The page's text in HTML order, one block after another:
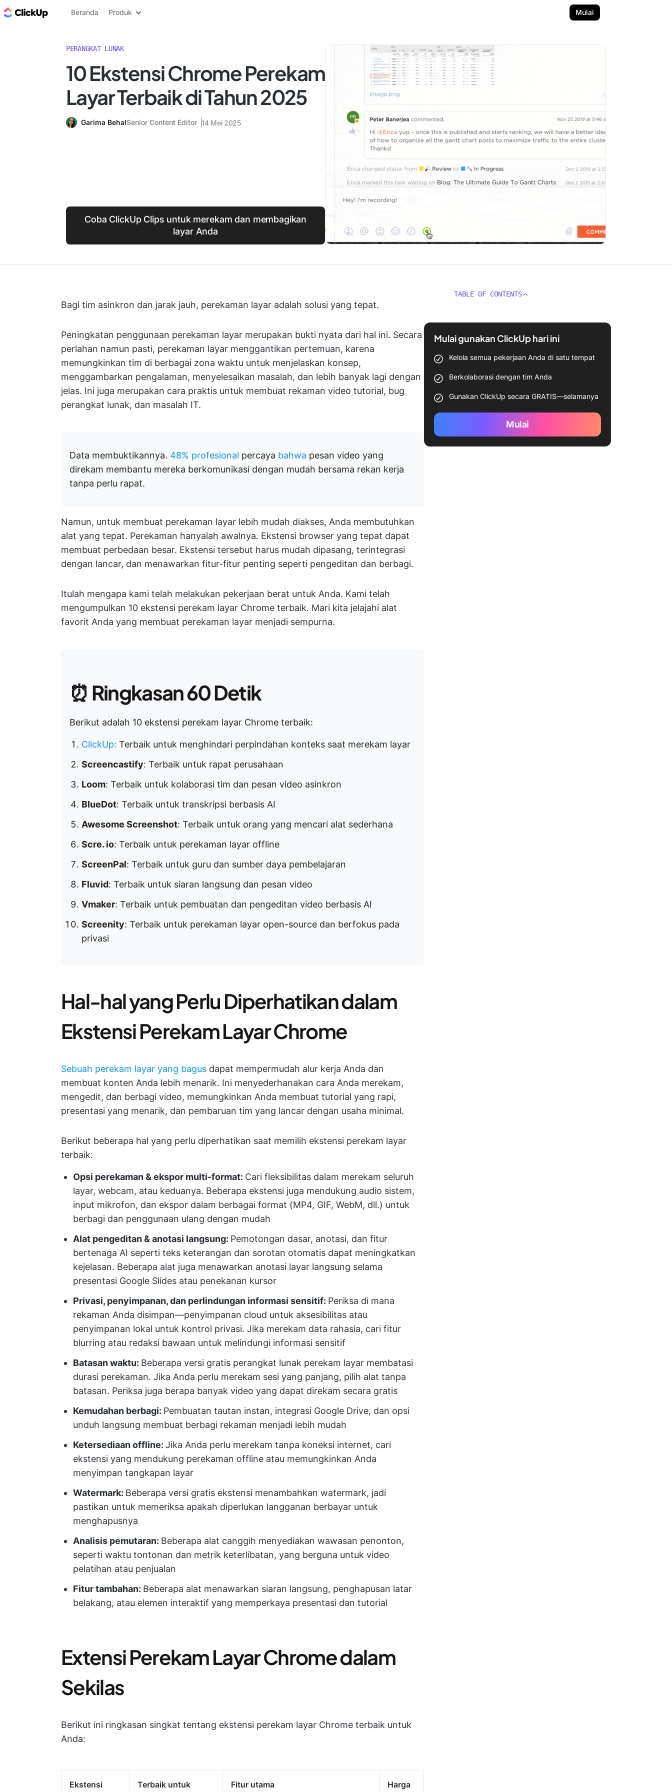
Blog ClickUp
Beranda Produk Mulai
PERANGKAT LUNAK
10 Ekstensi Chrome Perekam
Layar Terbaik di Tahun 2025
Garima BehalSenior Content Editor 14 Mei 2025
Coba ClickUp Clips untuk merekam dan membagikan
layar Anda
Bagi tim asinkron dan jarak jauh, perekaman layar adalah solusi yang tepat.
Peningkatan penggunaan perekaman layar merupakan bukti nyata dari hal ini. Secara
perlahan namun pasti, perekaman layar menggantikan pertemuan, karena
memungkinkan tim di berbagai zona waktu untuk menjelaskan konsep,
menggambarkan pengalaman, menyelesaikan masalah, dan lebih banyak lagi dengan
jelas. Ini juga merupakan cara praktis untuk membuat rekaman video tutorial, bug
perangkat lunak, dan masalah IT.
Data membuktikannya. 48% profesional percaya bahwa pesan video yang
direkam membantu mereka berkomunikasi dengan mudah bersama rekan kerja
tanpa perlu rapat.
Namun, untuk membuat perekaman layar lebih mudah diakses, Anda membutuhkan
alat yang tepat. Perekaman hanyalah awalnya. Ekstensi browser yang tepat dapat
membuat perbedaan besar. Ekstensi tersebut harus mudah dipasang, terintegrasi
dengan lancar, dan menawarkan fitur-fitur penting seperti pengeditan dan berbagi.
Itulah mengapa kami telah melakukan pekerjaan berat untuk Anda. Kami telah
mengumpulkan 10 ekstensi perekam layar Chrome terbaik. Mari kita jelajahi alat
favorit Anda yang membuat perekaman layar menjadi sempurna.
⏰ Ringkasan 60 Detik
Berikut adalah 10 ekstensi perekam layar Chrome terbaik:
ClickUp: Terbaik untuk menghindari perpindahan konteks saat merekam layar
Screencastify: Terbaik untuk rapat perusahaan
Loom: Terbaik untuk kolaborasi tim dan pesan video asinkron
BlueDot: Terbaik untuk transkripsi berbasis AI
Awesome Screenshot: Terbaik untuk orang yang mencari alat sederhana
Scre. io: Terbaik untuk perekaman layar offline
ScreenPal: Terbaik untuk guru dan sumber daya pembelajaran
Fluvid: Terbaik untuk siaran langsung dan pesan video
Vmaker: Terbaik untuk pembuatan dan pengeditan video berbasis AI
Screenity: Terbaik untuk perekaman layar open-source dan berfokus pada
privasi
Hal-hal yang Perlu Diperhatikan dalam
Ekstensi Perekam Layar Chrome
Sebuah perekam layar yang bagus dapat mempermudah alur kerja Anda dan
membuat konten Anda lebih menarik. Ini menyederhanakan cara Anda merekam,
mengedit, dan berbagi video, memungkinkan Anda membuat tutorial yang rapi,
presentasi yang menarik, dan pembaruan tim yang lancar dengan usaha minimal.
Berikut beberapa hal yang perlu diperhatikan saat memilih ekstensi perekam layar
terbaik:
Opsi perekaman & ekspor multi-format: Cari fleksibilitas dalam merekam seluruh
layar, webcam, atau keduanya. Beberapa ekstensi juga mendukung audio sistem,
input mikrofon, dan ekspor dalam berbagai format (MP4, GIF, WebM, dll.) untuk
berbagi dan penggunaan ulang dengan mudah
Alat pengeditan & anotasi langsung: Pemotongan dasar, anotasi, dan fitur
bertenaga AI seperti teks keterangan dan sorotan otomatis dapat meningkatkan
kejelasan. Beberapa alat juga menawarkan anotasi layar langsung selama
presentasi Google Slides atau penekanan kursor
Privasi, penyimpanan, dan perlindungan informasi sensitif: Periksa di mana
rekaman Anda disimpan—penyimpanan cloud untuk aksesibilitas atau
penyimpanan lokal untuk kontrol privasi. Jika merekam data rahasia, cari fitur
blurring atau redaksi bawaan untuk melindungi informasi sensitif
Batasan waktu: Beberapa versi gratis perangkat lunak perekam layar membatasi
durasi perekaman. Jika Anda perlu merekam sesi yang panjang, pilih alat tanpa
batasan. Periksa juga berapa banyak video yang dapat direkam secara gratis
Kemudahan berbagi: Pembuatan tautan instan, integrasi Google Drive, dan opsi
unduh langsung membuat berbagi rekaman menjadi lebih mudah
Ketersediaan offline: Jika Anda perlu merekam tanpa koneksi internet, cari
ekstensi yang mendukung perekaman offline atau memungkinkan Anda
menyimpan tangkapan layar
Watermark: Beberapa versi gratis ekstensi menambahkan watermark, jadi
pastikan untuk memeriksa apakah diperlukan langganan berbayar untuk
menghapusnya
Analisis pemutaran: Beberapa alat canggih menyediakan wawasan penonton,
seperti waktu tontonan dan metrik keterlibatan, yang berguna untuk video
pelatihan atau penjualan
Fitur tambahan: Beberapa alat menawarkan siaran langsung, penghapusan latar
belakang, atau elemen interaktif yang memperkaya presentasi dan tutorial
Extensi Perekam Layar Chrome dalam
Sekilas
Berikut ini ringkasan singkat tentang ekstensi perekam layar Chrome terbaik untuk
Anda:
Ekstensi Terbaik untuk Fitur utama Harga
TABLE OF CONTENTS
Mulai gunakan ClickUp hari ini
Kelola semua pekerjaan Anda di satu tempat
Berkolaborasi dengan tim Anda
Gunakan ClickUp secara GRATIS—selamanya
Mulai